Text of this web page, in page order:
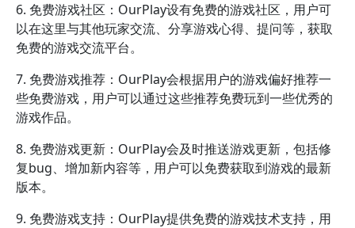
6. 免费游戏社区：OurPlay设有免费的游戏社区，用户可
以在这里与其他玩家交流、分享游戏心得、提问等，获取
免费的游戏交流平台。
7. 免费游戏推荐：OurPlay会根据用户的游戏偏好推荐一
些免费游戏，用户可以通过这些推荐免费玩到一些优秀的
游戏作品。
8. 免费游戏更新：OurPlay会及时推送游戏更新，包括修
复bug、增加新内容等，用户可以免费获取到游戏的最新
版本。
9. 免费游戏支持：OurPlay提供免费的游戏技术支持，用